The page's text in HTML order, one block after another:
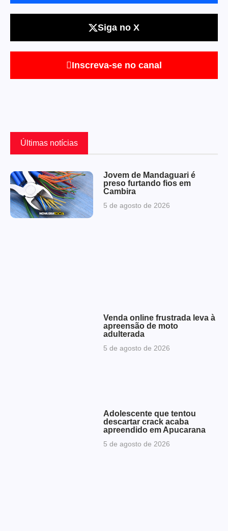
Siga no X
Inscreva-se no canal
Últimas notícias
Jovem de Mandaguari é
preso furtando fios em
Cambira
5 de agosto de 2026
Venda online frustrada leva à
apreensão de moto
adulterada
5 de agosto de 2026
Adolescente que tentou
descartar crack acaba
apreendido em Apucarana
5 de agosto de 2026